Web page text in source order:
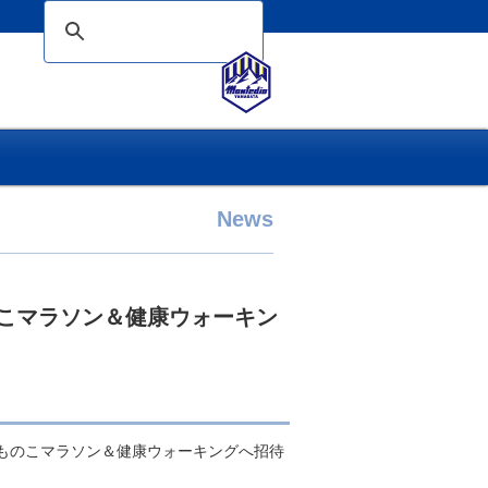
News
マラソン＆健康ウォーキン
のこマラソン＆健康ウォーキングへ招待